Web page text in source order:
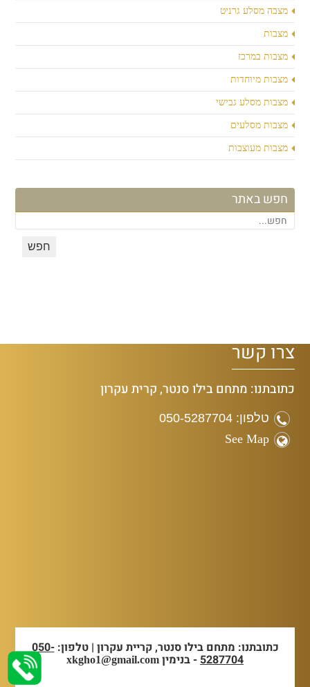
מצבה מסלע גרניט
מצבות
מצבות במרכז
מצבות מיוחדות
מצבות מסלע גבישי
מצבות מסלעים
מצבות מעוצבות
חפש באתר
צרו קשר
כתובתנו: מתחם בילו סנטר, קרית עקרון
טלפון: 050-5287704
See Map
כתובתנו: מתחם בילו סנטר, קריית עקרון | טלפון:050-
5287704- בנימין xkgho1@gmail.com